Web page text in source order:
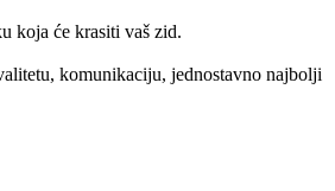
koja će krasiti vaš zid.
komunikaciju, jednostavno najbolji